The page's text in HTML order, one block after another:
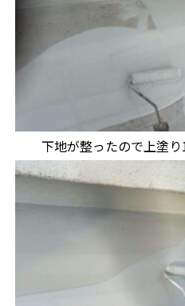
下地が整ったので上塗